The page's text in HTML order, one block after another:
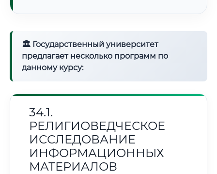
🏛 Государственный университет
предлагает несколько программ по
данному курсу:
34.1.
РЕЛИГИОВЕДЧЕСКОЕ
ИССЛЕДОВАНИЕ
ИНФОРМАЦИОННЫХ
МАТЕРИАЛОВ